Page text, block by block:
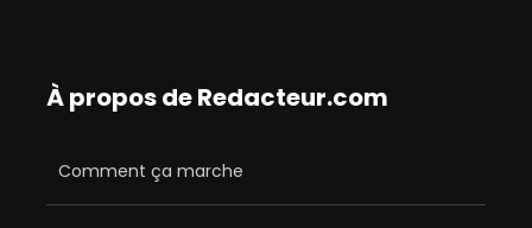
À propos de Redacteur.com
Comment ça marche